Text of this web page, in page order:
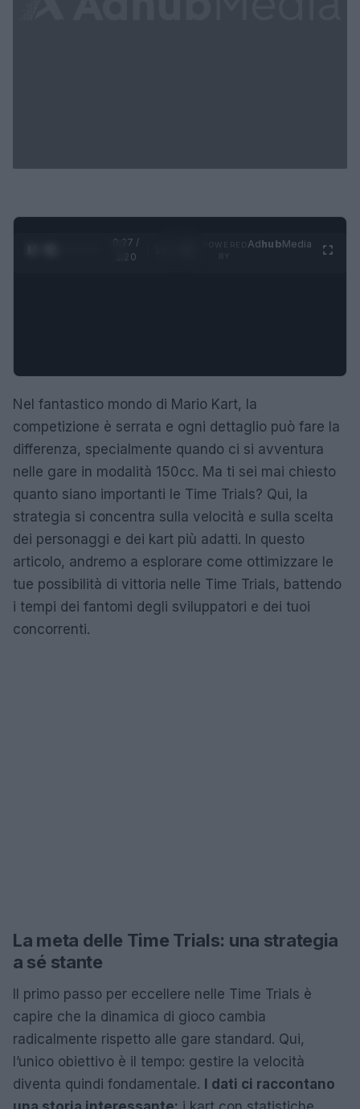
0:28 /
1:20
AdhubMedia
Nel fantastico mondo di Mario Kart, la
competizione è serrata e ogni dettaglio può fare la
differenza, specialmente quando ci si avventura
nelle gare in modalità 150cc. Ma ti sei mai chiesto
quanto siano importanti le Time Trials? Qui, la
strategia si concentra sulla velocità e sulla scelta
dei personaggi e dei kart più adatti. In questo
articolo, andremo a esplorare come ottimizzare le
tue possibilità di vittoria nelle Time Trials, battendo
i tempi dei fantomi degli sviluppatori e dei tuoi
concorrenti.
La meta delle Time Trials: una strategia
a sé stante
Il primo passo per eccellere nelle Time Trials è
capire che la dinamica di gioco cambia
radicalmente rispetto alle gare standard. Qui,
l’unico obiettivo è il tempo: gestire la velocità
diventa quindi fondamentale.
I dati ci raccontano